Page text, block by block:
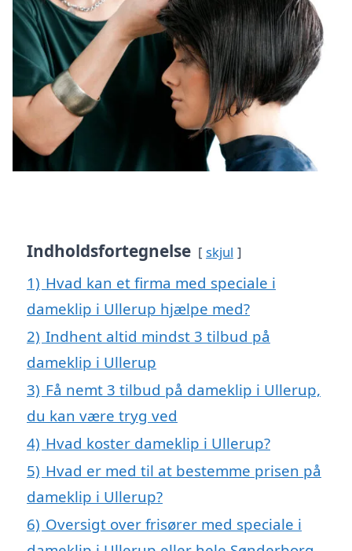
Indholdsfortegnelse skjul
1) Hvad kan et firma med speciale i
dameklip i Ullerup hjælpe med?
2) Indhent altid mindst 3 tilbud på
dameklip i Ullerup
3) Få nemt 3 tilbud på dameklip i Ullerup,
du kan være tryg ved
4) Hvad koster dameklip i Ullerup?
5) Hvad er med til at bestemme prisen på
dameklip i Ullerup?
6) Oversigt over frisører med speciale i